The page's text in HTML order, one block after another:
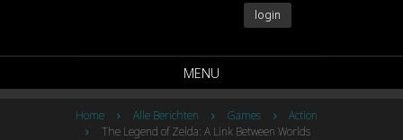
login
MENU
Home Alle Berichten Games
Action
The Legend of Zelda: A Link Between Worlds